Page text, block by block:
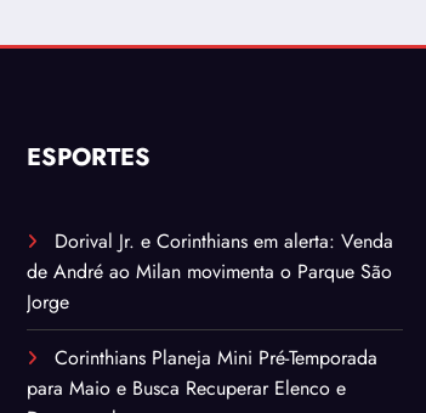
ESPORTES
Dorival Jr. e Corinthians em alerta: Venda
de André ao Milan movimenta o Parque São
Jorge
Corinthians Planeja Mini Pré-Temporada
para Maio e Busca Recuperar Elenco e